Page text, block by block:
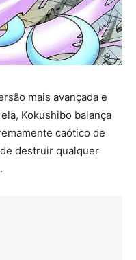
mais avançada e
Kokushibo balança
caótico de
destruir qualquer